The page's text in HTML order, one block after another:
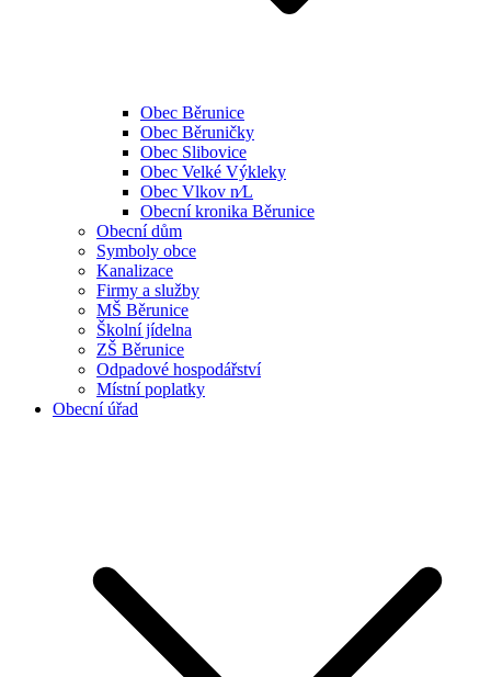
Obec Běrunice
Obec Běruničky
Obec Slibovice
Obec Velké Výkleky
Obec Vlkov n⁄L
Obecní kronika Běrunice
Obecní dům
Symboly obce
Kanalizace
Firmy a služby
MŠ Běrunice
Školní jídelna
ZŠ Běrunice
Odpadové hospodářství
Místní poplatky
Obecní úřad